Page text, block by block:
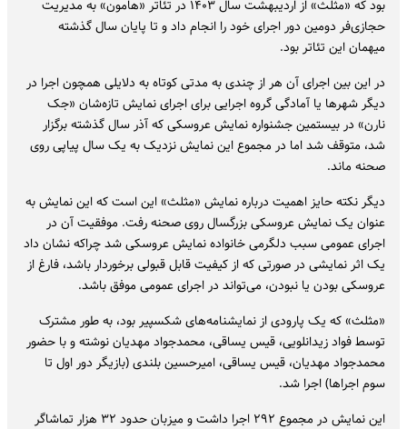
بود که «مثلث» از اردیبهشت سال ۱۴۰۳ در تئاتر «هامون» به مدیریت
حجازی‌فر دومین دور اجرای خود را انجام داد و تا پایان سال گذشته
میهمان این تئاتر بود.
در این بین اجرای آن هر از چندی به مدتی کوتاه به دلایلی همچون اجرا در
دیگر شهرها یا آمادگی گروه اجرایی برای اجرای نمایش تازه‌شان «جک
نارن» در بیستمین جشنواره نمایش عروسکی که آذر سال گذشته برگزار
شد، متوقف شد اما در مجموع این نمایش نزدیک به یک سال پیاپی روی
صحنه ماند.
دیگر نکته حایز اهمیت درباره نمایش «مثلث» این است که این نمایش به
عنوان یک نمایش عروسکی بزرگسال روی صحنه رفت. موفقیت آن در
اجرای عمومی سبب دلگرمی خانواده نمایش عروسکی شد چراکه نشان داد
یک اثر نمایشی در صورتی که از کیفیت قابل قبولی برخوردار باشد، فارغ از
عروسکی بودن یا نبودن، می‌تواند در اجرای عمومی موفق باشد.
«مثلث» که یک پارودی از نمایشنامه‌های شکسپیر بود، به طور مشترک
توسط فواد ‌زیدانلویی، قیس ‌یساقی، محمدجواد ‌مهدیان نوشته و با حضور
محمدجواد ‌مهدیان، قیس ‌یساقی، امیرحسین ‌بلندی (بازیگر دور اول تا
سوم اجراها) اجرا شد.
این نمایش در مجموع ۲۹۲ اجرا داشت و میزبان حدود ۳۲ هزار تماشاگر